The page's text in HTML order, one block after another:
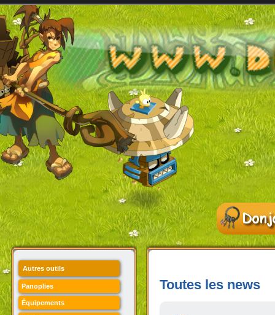
Autres outils
Panoplies
Équipements
Toutes les news